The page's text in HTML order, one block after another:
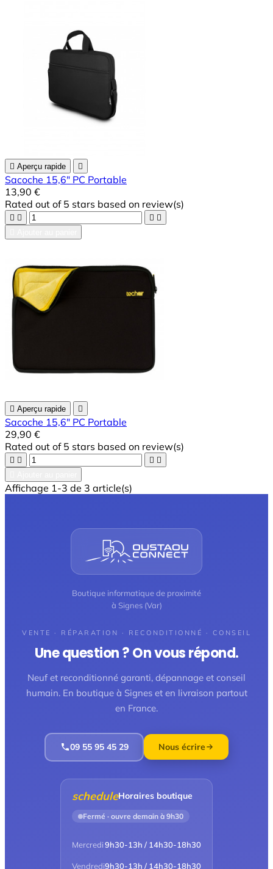
 Aperçu rapide 
Sacoche 15,6" PC Portable
13,90 €
Rated out of 5 stars based on review(s)
   
 Aperçu rapide 
Sacoche 15,6" PC Portable
29,90 €
Rated out of 5 stars based on review(s)
   
Affichage 1-3 de 3 article(s)
Boutique informatique de proximité
à Signes (Var)
VENTE · RÉPARATION · RECONDITIONNÉ · CONSEIL
Une question ? On vous répond.
Neuf et reconditionné garanti, dépannage et conseil
humain. En boutique à Signes et en livraison partout
en France.
09 55 95 45 29 Nous écrire
scheduleHoraires boutique
Fermé · ouvre demain à 9h30
Mercredi9h30-13h / 14h30-18h30
Vendredi9h30-13h / 14h30-18h30